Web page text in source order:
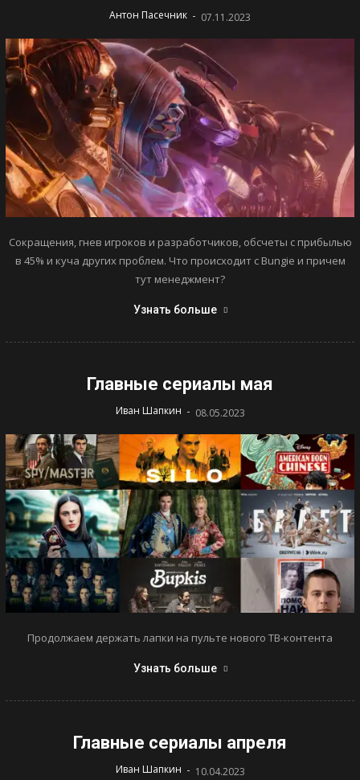
Антон Пасечник - 07.11.2023
Сокращения, гнев игроков и разработчиков, обсчеты с прибылью
в 45% и куча других проблем. Что происходит с Bungie и причем
тут менеджмент?
Узнать больше
Главные сериалы мая
Иван Шапкин - 08.05.2023
Продолжаем держать лапки на пульте нового ТВ-контента
Узнать больше
Главные сериалы апреля
Иван Шапкин - 10.04.2023